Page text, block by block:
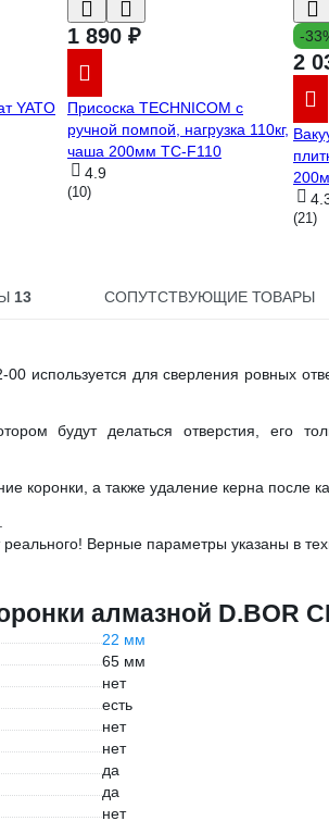
YATO
1 890 ₽
Присоска TECHNICOM с
ручной помпой, нагрузка 110кг,
чаша 200мм TC-F110
4.9
(10)
-
2
(21)
13 СОПУТСТВУЮЩИЕ ТОВАРЫ
используется для сверления ровных
будут делаться отверстия, его
коронки, а также удаление керна после
Верные параметры указаны в
алмазной D.BOR
22 мм
65 мм
нет
есть
нет
нет
да
да
нет